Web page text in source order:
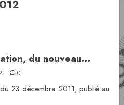
du nouveau…
0
23 décembre 2011, publié au